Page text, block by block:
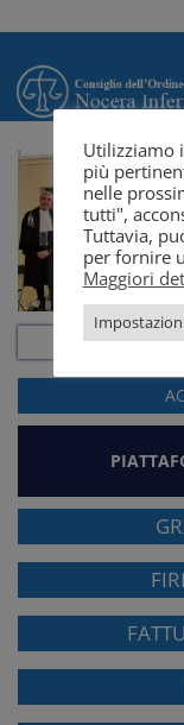
Utilizziamo
più
nelle
tutti",
Tuttavia,
per fornire
Maggiori